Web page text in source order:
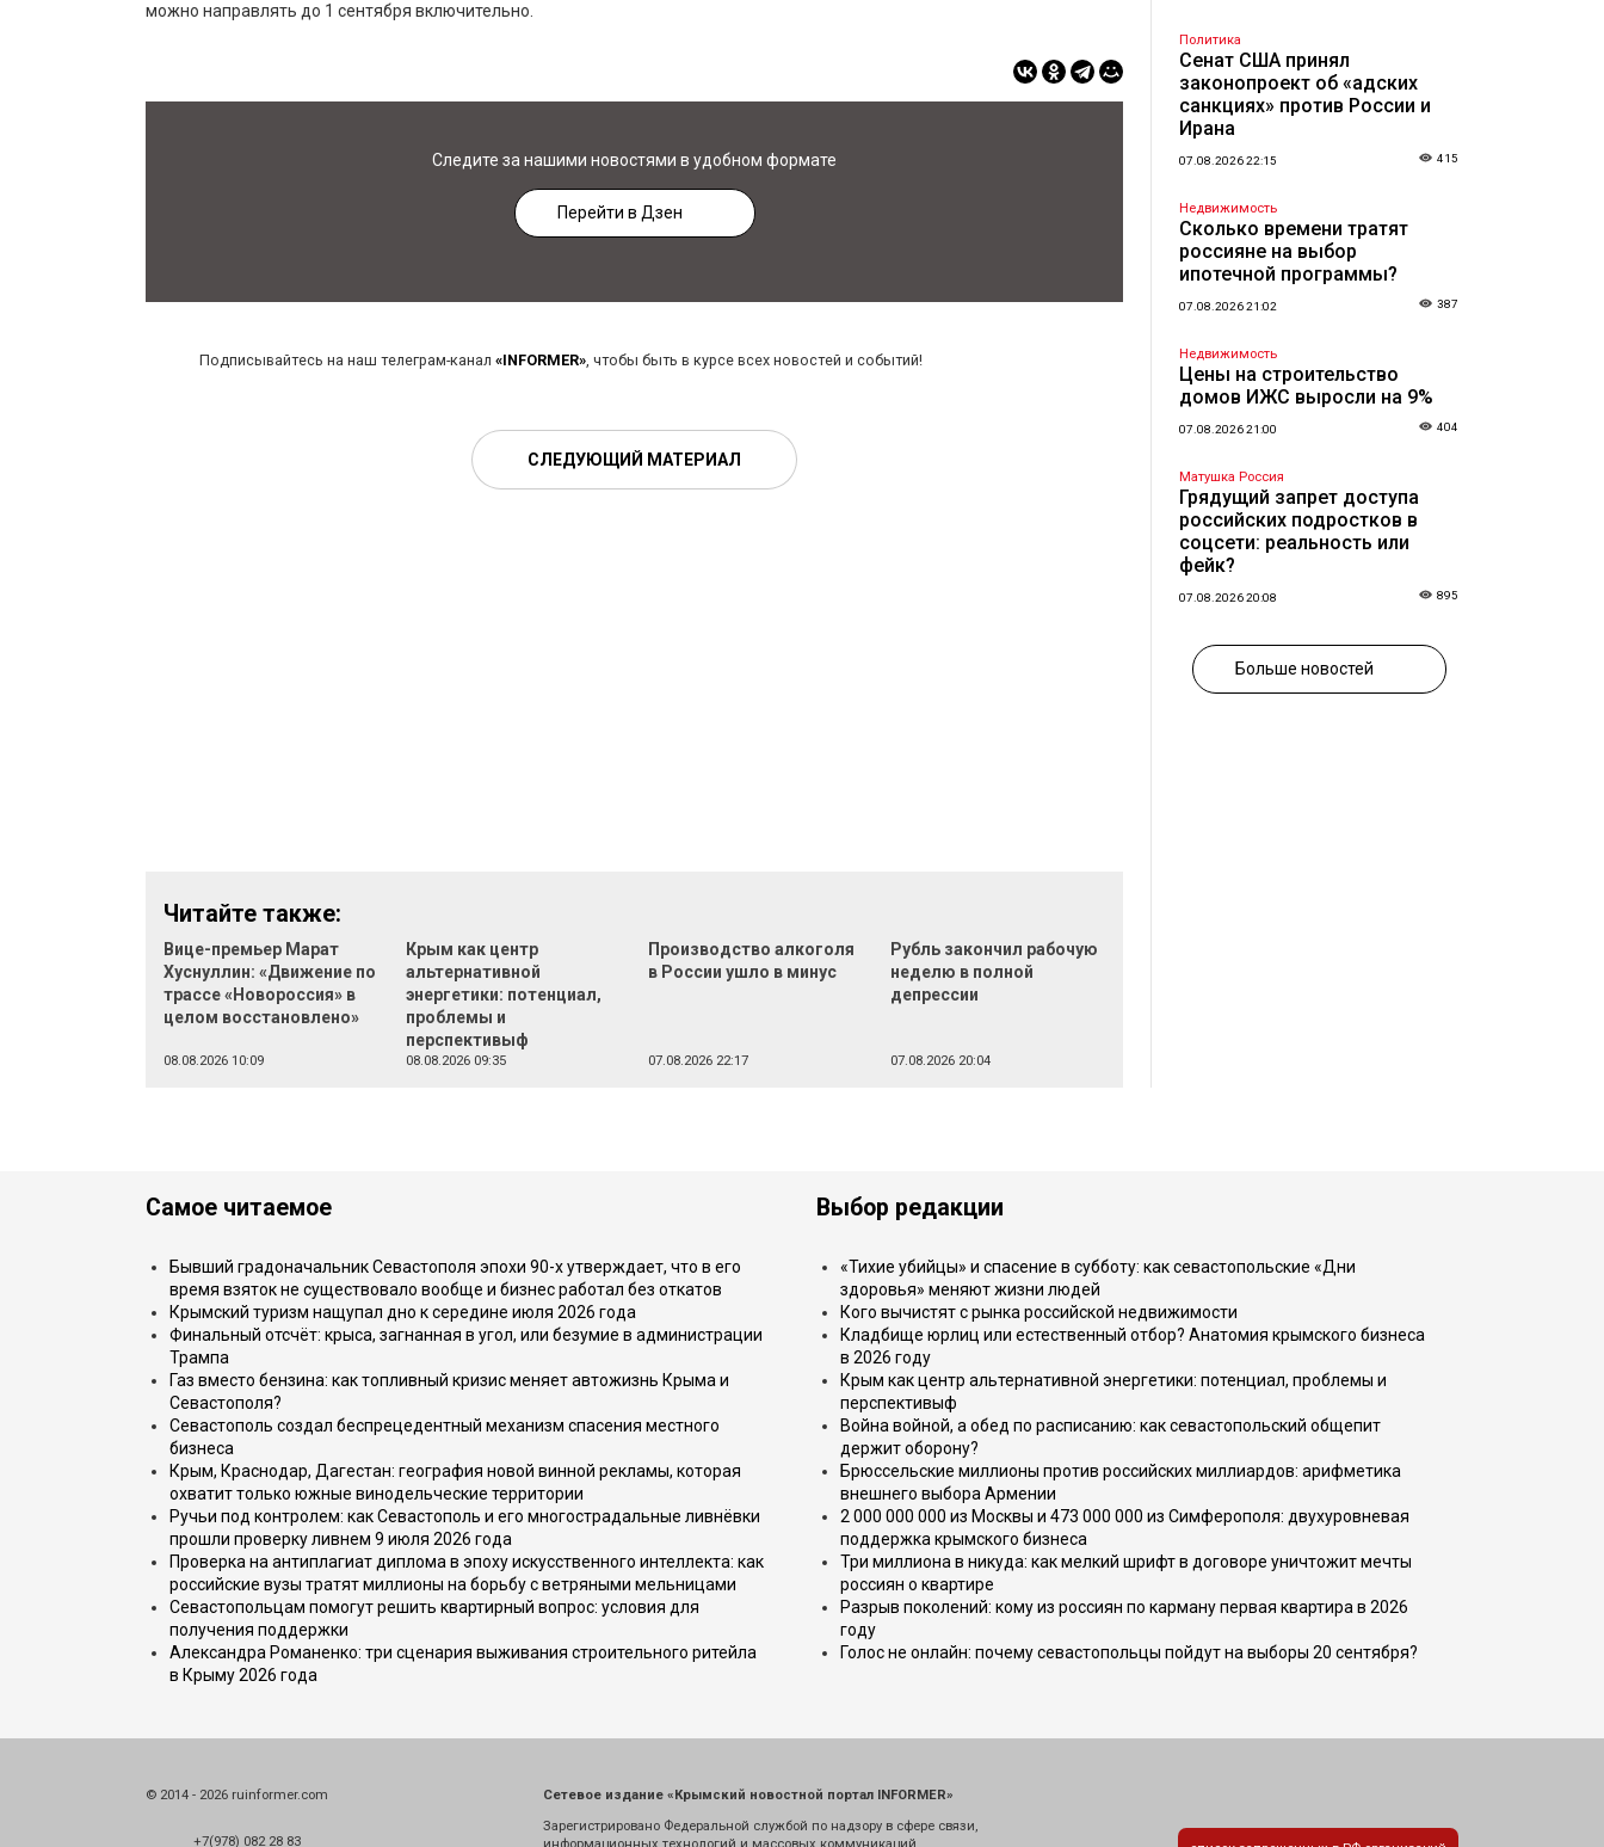
можно направлять до 1 сентября включительно.
Следите за нашими новостями в удобном формате
Перейти в Дзен
Подписывайтесь на наш телеграм-канал «INFORMER», чтобы быть в курсе всех новостей и событий!
СЛЕДУЮЩИЙ МАТЕРИАЛ
Читайте также:
Вице-премьер Марат
Хуснуллин: «Движение по
трассе «Новороссия» в
целом восстановлено»
08.08.2026 10:09
Крым как центр
альтернативной
энергетики: потенциал,
проблемы и
перспективыф
08.08.2026 09:35
Производство алкоголя
в России ушло в минус
07.08.2026 22:17
Рубль закончил рабочую
неделю в полной
депрессии
07.08.2026 20:04
Политика
Сенат США принял
законопроект об «адских
санкциях» против России и
Ирана
07.08.2026 22:15 415
Недвижимость
Сколько времени тратят
россияне на выбор
ипотечной программы?
07.08.2026 21:02 387
Недвижимость
Цены на строительство
домов ИЖС выросли на 9%
07.08.2026 21:00 404
Матушка Россия
Грядущий запрет доступа
российских подростков в
соцсети: реальность или
фейк?
07.08.2026 20:08 895
Больше новостей
Самое читаемое
Бывший градоначальник Севастополя эпохи 90-х утверждает, что в его
время взяток не существовало вообще и бизнес работал без откатов
Крымский туризм нащупал дно к середине июля 2026 года
Финальный отсчёт: крыса, загнанная в угол, или безумие в администрации
Трампа
Газ вместо бензина: как топливный кризис меняет автожизнь Крыма и
Севастополя?
Севастополь создал беспрецедентный механизм спасения местного
бизнеса
Крым, Краснодар, Дагестан: география новой винной рекламы, которая
охватит только южные винодельческие территории
Ручьи под контролем: как Севастополь и его многострадальные ливнёвки
прошли проверку ливнем 9 июля 2026 года
Проверка на антиплагиат диплома в эпоху искусственного интеллекта: как
российские вузы тратят миллионы на борьбу с ветряными мельницами
Севастопольцам помогут решить квартирный вопрос: условия для
получения поддержки
Александра Романенко: три сценария выживания строительного ритейла
в Крыму 2026 года
Выбор редакции
«Тихие убийцы» и спасение в субботу: как севастопольские «Дни
здоровья» меняют жизни людей
Кого вычистят с рынка российской недвижимости
Кладбище юрлиц или естественный отбор? Анатомия крымского бизнеса
в 2026 году
Крым как центр альтернативной энергетики: потенциал, проблемы и
перспективыф
Война войной, а обед по расписанию: как севастопольский общепит
держит оборону?
Брюссельские миллионы против российских миллиардов: арифметика
внешнего выбора Армении
2 000 000 000 из Москвы и 473 000 000 из Симферополя: двухуровневая
поддержка крымского бизнеса
Три миллиона в никуда: как мелкий шрифт в договоре уничтожит мечты
россиян о квартире
Разрыв поколений: кому из россиян по карману первая квартира в 2026
году
Голос не онлайн: почему севастопольцы пойдут на выборы 20 сентября?
© 2014 - 2026 ruinformer.com
+7(978) 082 28 83
Сетевое издание «Крымский новостной портал INFORMER»
Зарегистрировано Федеральной службой по надзору в сфере связи,